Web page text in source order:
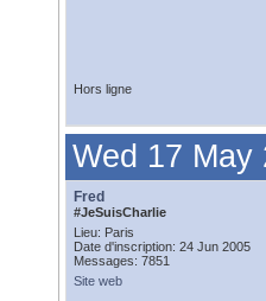
Hors ligne
Wed 17 May
Fred
#JeSuisCharlie
Lieu: Paris
Date d'inscription: 24 Jun 2005
Messages: 7851
Site web